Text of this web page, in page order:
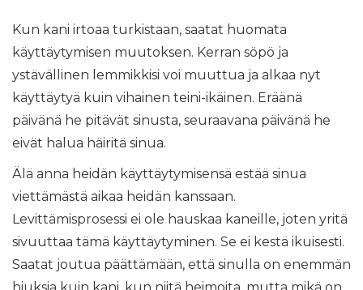
Kun kani irtoaa turkistaan, saatat huomata
käyttäytymisen muutoksen. Kerran söpö ja
ystävällinen lemmikkisi voi muuttua ja alkaa nyt
käyttäytyä kuin vihainen teini-ikäinen. Eräänä
päivänä he pitävät sinusta, seuraavana päivänä he
eivät halua häiritä sinua.
Älä anna heidän käyttäytymisensä estää sinua
viettämästä aikaa heidän kanssaan.
Levittämisprosessi ei ole hauskaa kaneille, joten yritä
sivuuttaa tämä käyttäytyminen. Se ei kestä ikuisesti.
Saatat joutua päättämään, että sinulla on enemmän
hiuksia kuin kani, kun niitä heimoita, mutta mikä on